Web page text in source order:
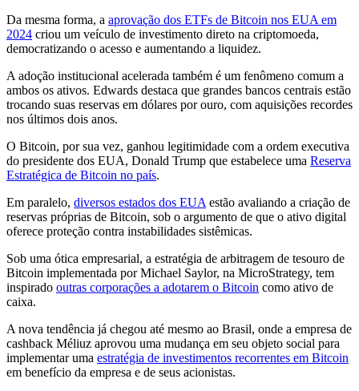
Da mesma forma, a aprovação dos ETFs de Bitcoin nos EUA em
2024 criou um veículo de investimento direto na criptomoeda,
democratizando o acesso e aumentando a liquidez.
A adoção institucional acelerada também é um fenômeno comum a
ambos os ativos. Edwards destaca que grandes bancos centrais estão
trocando suas reservas em dólares por ouro, com aquisições recordes
nos últimos dois anos.
O Bitcoin, por sua vez, ganhou legitimidade com a ordem executiva
do presidente dos EUA, Donald Trump que estabelece uma Reserva
Estratégica de Bitcoin no país.
Em paralelo, diversos estados dos EUA estão avaliando a criação de
reservas próprias de Bitcoin, sob o argumento de que o ativo digital
oferece proteção contra instabilidades sistêmicas.
Sob uma ótica empresarial, a estratégia de arbitragem de tesouro de
Bitcoin implementada por Michael Saylor, na MicroStrategy, tem
inspirado outras corporações a adotarem o Bitcoin como ativo de
caixa.
A nova tendência já chegou até mesmo ao Brasil, onde a empresa de
cashback Méliuz aprovou uma mudança em seu objeto social para
implementar uma estratégia de investimentos recorrentes em Bitcoin
em benefício da empresa e de seus acionistas.